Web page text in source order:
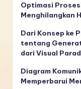
Optimasi
Menghilangkan
Dari Konsep ke
tentang
dari Visual
Diagram
Memperbarui